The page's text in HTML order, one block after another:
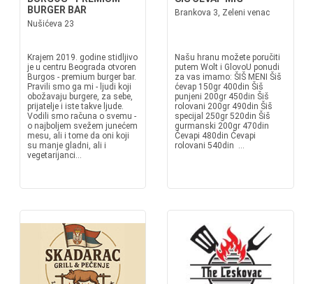
BURGER BAR
Nušićeva 23
Krajem 2019. godine stidljivo
je u centru Beograda otvoren
Burgos - premium burger bar.
Pravili smo ga mi - ljudi koji
obožavaju burgere, za sebe,
prijatelje i iste takve ljude.
Vodili smo računa o svemu -
o najboljem svežem junećem
mesu, ali i tome da oni koji
su manje gladni, ali i
vegetarijanci...
Brankova 3, Zeleni venac
Našu hranu možete poručiti
putem Wolt i GlovoU ponudi
za vas imamo: ŠIŠ MENI Šiš
ćevap 150gr 400din Šiš
punjeni 200gr 450din Šiš
rolovani 200gr 490din Šiš
specijal 250gr 520din Šiš
gurmanski 200gr 470din
Ćevapi 480din Ćevapi
rolovani 540din ...